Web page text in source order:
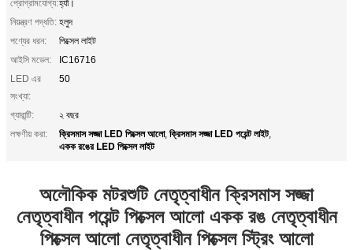
প্রোগ্রামযোগ্য:হ্যাঁ।
নিয়ন্ত্রণ পদ্ধতি: হলুদ
পণ্যের ধরন:
পিক্সেল লাইট
আইসি মডেল:
IC16716
LED এর
সংখ্যা:
50
গ্যারান্টি:
২ বছর
লক্ষণীয় করা:
ক্রিসমাস সজ্জা LED পিক্সেল আলো, ক্রিসমাস সজ্জা LED পয়েন্ট লাইট,
একক রঙের LED পিক্সেল লাইট
অলৌকিক মটরশুটি নেতৃত্বাধীন ক্রিসমাস সজ্জা
নেতৃত্বাধীন পয়েন্ট পিক্সেল আলো একক রঙ নেতৃত্বাধীন
পিক্সেল আলো নেতৃত্বাধীন পিক্সেল স্ট্রিং আলো